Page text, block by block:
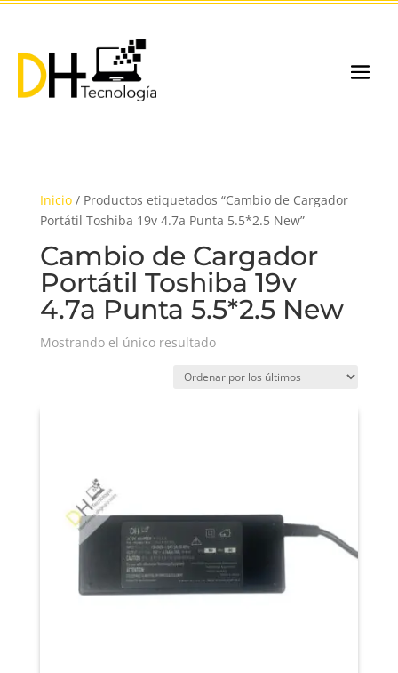
Inicio/ Productos etiquetados “Cambio de Cargador
Portátil Toshiba 19v 4.7a Punta 5.5*2.5 New”
Cambio de Cargador
Portátil Toshiba 19v
4.7a Punta 5.5*2.5 New
Mostrando el único resultado